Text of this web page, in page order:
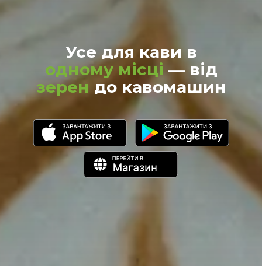
Усе для кави в
одному місці — від
зерен до кавомашин